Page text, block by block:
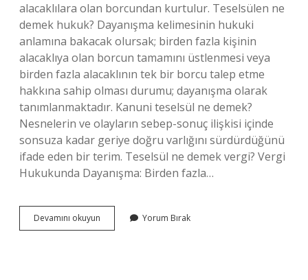
alacaklılara olan borcundan kurtulur. Teselsülen ne
demek hukuk? Dayanışma kelimesinin hukuki
anlamına bakacak olursak; birden fazla kişinin
alacaklıya olan borcun tamamını üstlenmesi veya
birden fazla alacaklının tek bir borcu talep etme
hakkına sahip olması durumu; dayanışma olarak
tanımlanmaktadır. Kanuni teselsül ne demek?
Nesnelerin ve olayların sebep-sonuç ilişkisi içinde
sonsuza kadar geriye doğru varlığını sürdürdüğünü
ifade eden bir terim. Teselsül ne demek vergi? Vergi
Hukukunda Dayanışma: Birden fazla…
Devamını okuyun Teselsül
Ne
Yorum Bırak